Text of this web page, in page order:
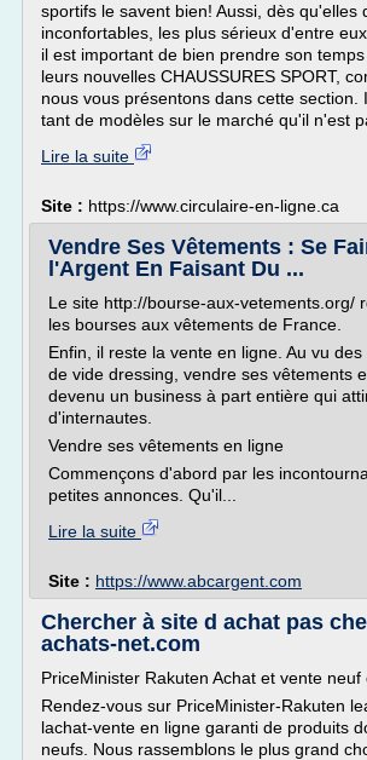
sportifs le savent bien! Aussi, dès qu'elles
inconfortables, les plus sérieux d'entre
il est important de bien prendre son
leurs nouvelles CHAUSSURES SPORT,
nous vous présentons dans cette section.
tant de modèles sur le marché qu'il n'est
Lire la suite
Site : https://www.circulaire-en-ligne.ca
Vendre Ses Vêtements : Se
l'Argent En Faisant Du ...
Le site http://bourse-aux-vetements.org/
les bourses aux vêtements de France.
Enfin, il reste la vente en ligne. Au vu
de vide dressing, vendre ses vêtements
devenu un business à part entière qui
d'internautes.
Vendre ses vêtements en ligne
Commençons d'abord par les
petites annonces. Qu'il...
Lire la suite
Site : https://www.abcargent.com
Chercher à site d achat pas
achats-net.com
PriceMinister Rakuten Achat et vente neuf
Rendez-vous sur PriceMinister-Rakuten
lachat-vente en ligne garanti de produits
neufs. Nous rassemblons le plus grand